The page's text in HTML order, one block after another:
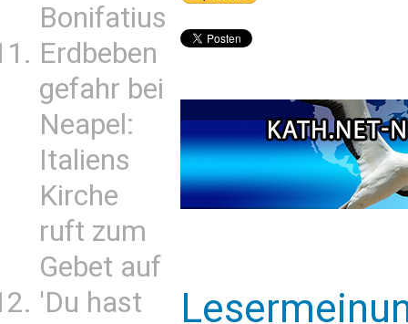
Bonifatius
Erdbeben
gefahr bei
Neapel:
Italiens
Kirche
ruft zum
Gebet auf
'Du hast